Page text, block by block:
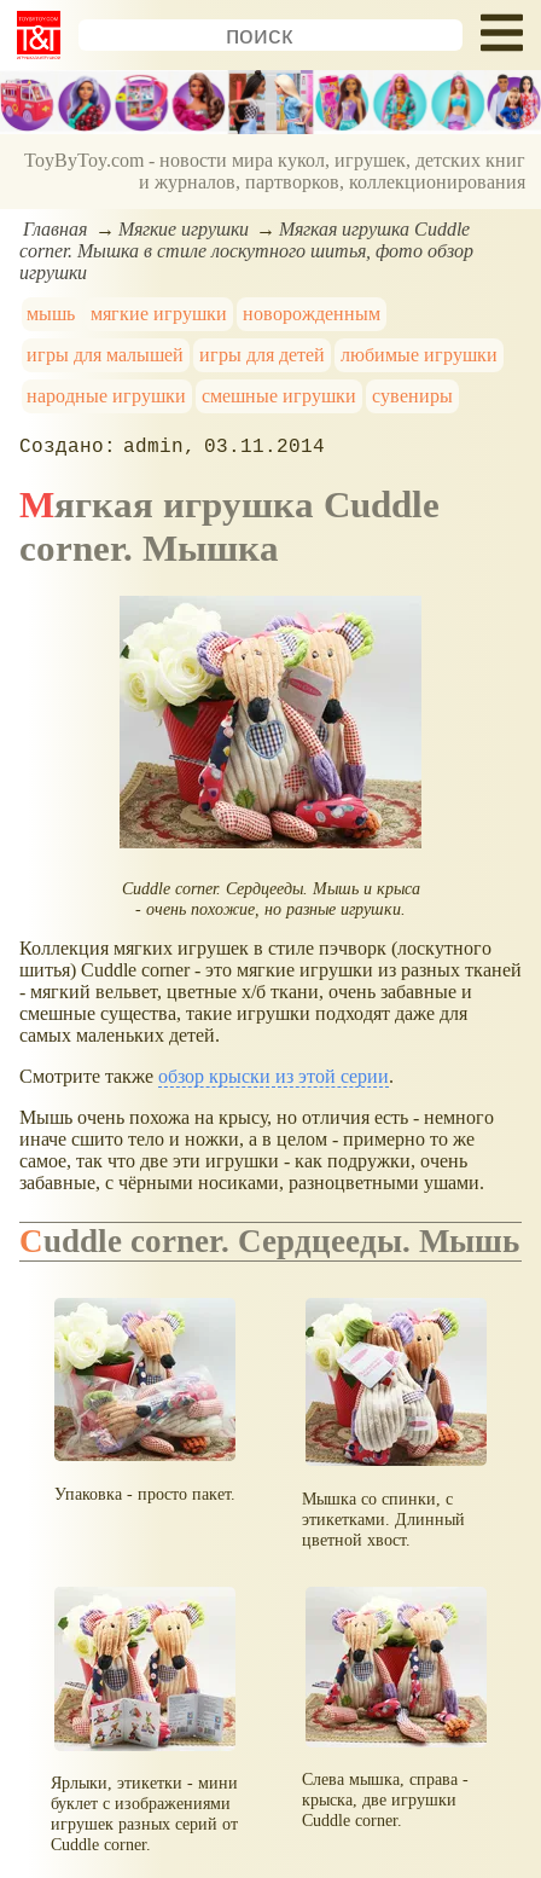
ToyByToy.com - новости мира кукол, игрушек, детских книг
и журналов, партворков, коллекционирования
Главная Мягкие игрушки
Мягкая игрушка Cuddle
corner. Мышка в стиле лоскутного шитья, фото обзор
игрушки
мышь
мягкие игрушки
новорожденным
игры для малышей
игры для детей
любимые игрушки
народные игрушки
смешные игрушки сувениры
admin 03.11.2014
Мягкая игрушка Cuddle
corner. Мышка
Cuddle corner. Сердцееды. Мышь и крыса
- очень похожие, но разные игрушки.
Коллекция мягких игрушек в стиле пэчворк (лоскутного
шитья) Cuddle corner - это мягкие игрушки из разных тканей
- мягкий вельвет, цветные х/б ткани, очень забавные и
смешные существа, такие игрушки подходят даже для
самых маленьких детей.
Смотрите также обзор крыски из этой серии.
Мышь очень похожа на крысу, но отличия есть - немного
иначе сшито тело и ножки, а в целом - примерно то же
самое, так что две эти игрушки - как подружки, очень
забавные, с чёрными носиками, разноцветными ушами.
Cuddle corner. Сердцееды. Мышь
Упаковка - просто пакет.
Мышка со спинки, с
этикетками. Длинный
цветной хвост.
Ярлыки, этикетки - мини
буклет с изображениями
игрушек разных серий от
Cuddle corner.
Слева мышка, справа -
крыска, две игрушки
Cuddle corner.